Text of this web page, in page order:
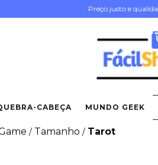
Preço justo e
CABEÇA MUNDO GEEK
/ Tamanho / Tarot